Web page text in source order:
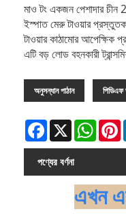
মাও টং একজন পেশাদার চীন
ইস্পাত মেরু টাওয়ার
টাওয়ার কাঠামোর আপেক্ষিক
এটি বড় লোড বহনকারী
অনুসন্ধান পাঠান
Facebook
X
পণ্যের বর্ণনা
এখন